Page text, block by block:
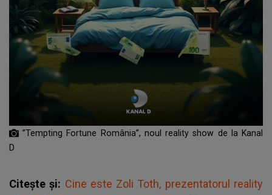
”Tempting Fortune România”, noul reality show de la Kanal
D
Citește și: Cine este Zoli Toth, prezentatorul reality